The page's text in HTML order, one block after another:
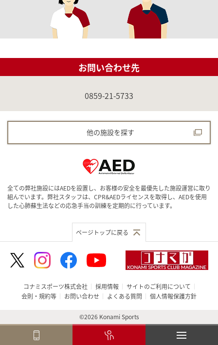
お問い合わせ先
0859-21-5733
他の施設を探す
全ての弊社施設にはAEDを設置し、お客様の安全を最優先した施設運営に取り
組んでいます。弊社スタッフは、CPR&AEDライセンスを取得し、AEDを使用
した心肺蘇生法などの応急手当の訓練を定期的に行っています。
ページトップに戻る
コナミスポーツ株式会社 採用情報
サイトのご利用について
会則・規約等
お問い合わせ よくある質問 個人情報保護方針
©2026 Konami Sports